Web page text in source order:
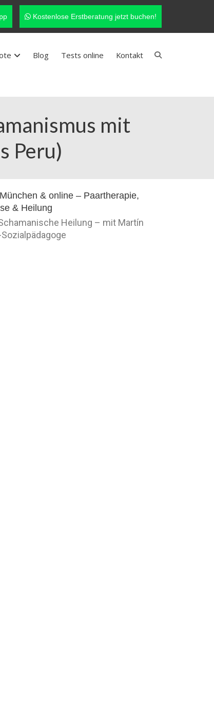
Kostenlose Erstberatung jetzt buchen!
Blog Tests online Kontakt
mit
Peru)
Heilung – mit Martín
Sozialpädagoge